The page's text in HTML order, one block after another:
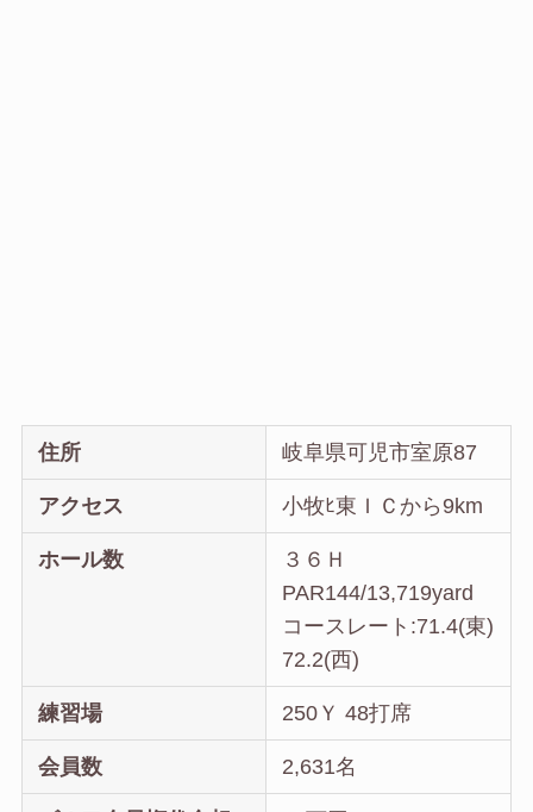
住所 岐阜県可児市室原87
アクセス 小牧ﾋ東ＩＣから9km
ホール数
３６Ｈ
PAR144/13,719yard
コースレート:71.4(東)
72.2(西)
練習場 250Ｙ 48打席
会員数 2,631名